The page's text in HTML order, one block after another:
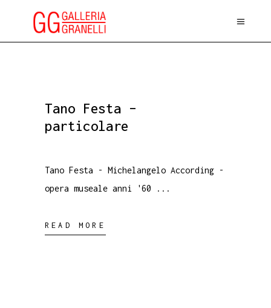
Tano Festa –
particolare
Tano Festa - Michelangelo According -
opera museale anni '60
READ MORE